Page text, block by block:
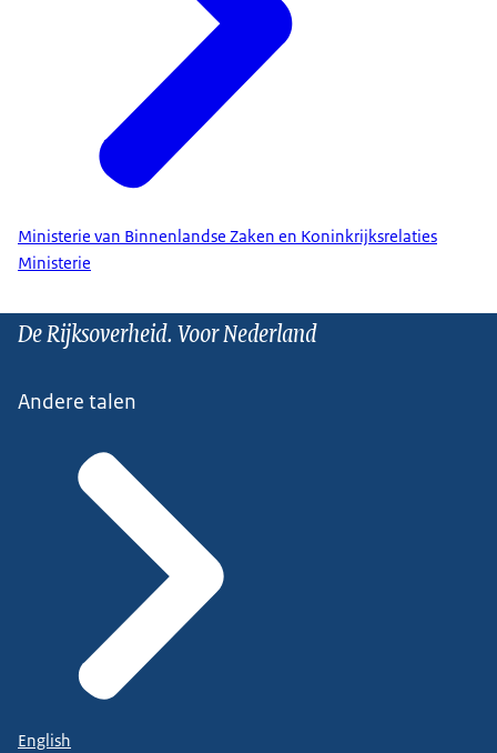
Ministerie van Binnenlandse Zaken en Koninkrijksrelaties
Ministerie
De Rijksoverheid. Voor Nederland
Andere talen
English